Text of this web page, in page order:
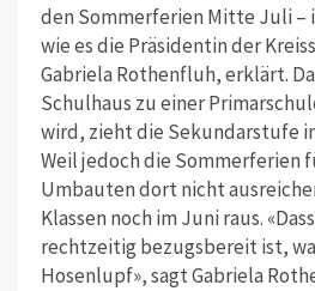
den Sommerferien Mitte Juli –
wie es die Präsidentin der
Gabriela Rothenfluh, erklärt.
Schulhaus zu einer
wird, zieht die Sekundarstufe
Weil jedoch die Sommerferien
Umbauten dort nicht
Klassen noch im Juni raus.
rechtzeitig bezugsbereit ist,
Hosenlupf», sagt Gabriela